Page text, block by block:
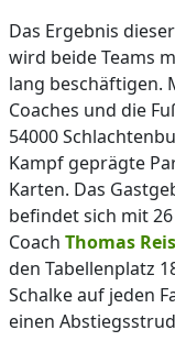
Das Ergebnis
wird beide Teams
lang beschäftigen.
Coaches und die
54000
Kampf geprägte
Karten. Das
befindet sich mit
Coach Thomas Reis
den Tabellenplatz
Schalke auf jeden
einen